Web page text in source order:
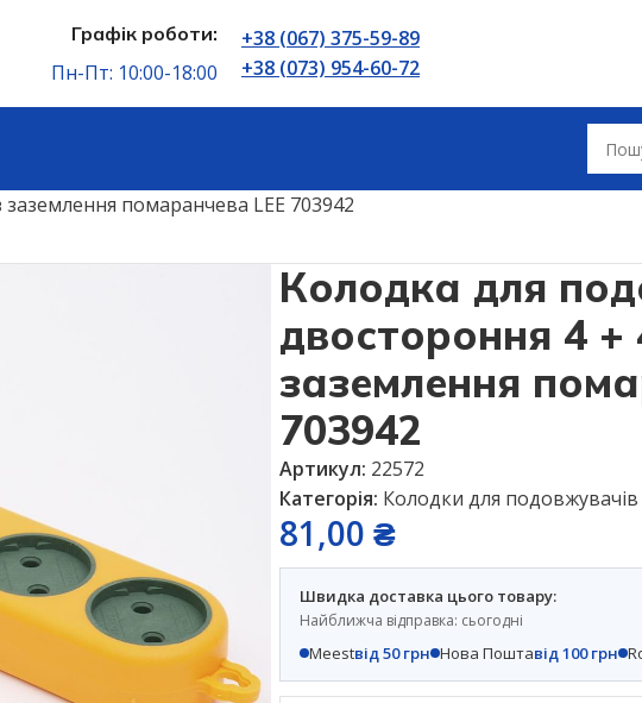
Графік роботи:
Пн-Пт: 10:00-18:00
+38 (067) 375-59-89
+38 (073) 954-60-72
помаранчева LEE 703942
Колодка для
двостороння 4 +
заземлення
703942
Артикул: 22572
Категорія: Колодки для подовжувачів
81,00 ₴
Швидка доставка цього товару:
Найближча відправка: сьогодні
Meestвід 50 грн Нова Поштавід 100 грн